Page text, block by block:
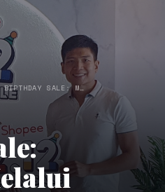
BIRTHDAY SALE: M…